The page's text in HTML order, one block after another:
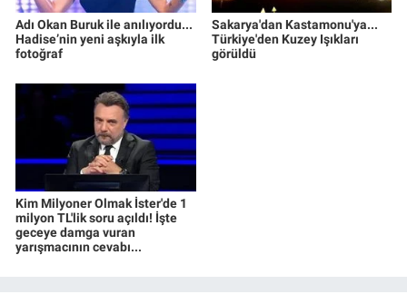
Adı Okan Buruk ile anılıyordu...
Hadise’nin yeni aşkıyla ilk
fotoğraf
Sakarya'dan Kastamonu'ya...
Türkiye'den Kuzey Işıkları
görüldü
Kim Milyoner Olmak İster'de 1
milyon TL'lik soru açıldı! İşte
geceye damga vuran
yarışmacının cevabı...